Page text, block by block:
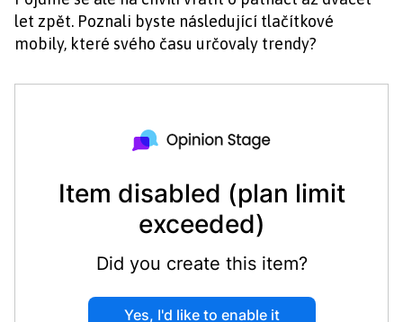
let zpět. Poznali byste následující tlačítkové
mobily, které svého času určovaly trendy?